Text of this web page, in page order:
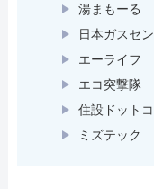
湯まもーる
日本ガスセ
エーライフ
エコ突撃隊
住設ドット
ミズテック